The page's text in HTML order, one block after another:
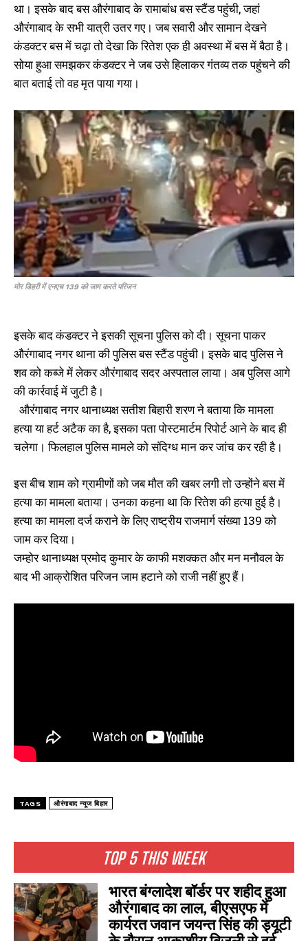
TOP 5 THIS WEEK
भारत बंग्लादेश बॉर्डर पर शहीद हुआ
औरंगाबाद का लाल, बीएसएफ में
कार्यरत जवान जयन्त सिंह की ड्यूटी
था। इसके बाद बस औरंगाबाद के रामाबांध बस स्टैंड पहुंची, जहां
औरंगाबाद के सभी यात्री उतर गए। जब सवारी और सामान देखने
कंडक्टर बस में चढ़ा तो देखा कि रितेश एक ही अवस्था में बस में बैठा है।
सोया हुआ समझकर कंडक्टर ने जब उसे हिलाकर गंतव्य तक पहुंचने की
बात बताई तो वह मृत पाया गया।
मोर डिहरी में एनएच 139 को जाम करते परिजन
इसके बाद कंडक्टर ने इसकी सूचना पुलिस को दी। सूचना पाकर
औरंगाबाद नगर थाना की पुलिस बस स्टैंड पहुंची। इसके बाद पुलिस ने
शव को कब्जे में लेकर औरंगाबाद सदर अस्पताल लाया। अब पुलिस आगे
की कार्रवाई में जुटी है।
औरंगाबाद नगर थानाध्यक्ष सतीश बिहारी शरण ने बताया कि मामला
हत्या या हर्ट अटैक का है, इसका पता पोस्टमार्टम रिपोर्ट आने के बाद ही
चलेगा। फिलहाल पुलिस मामले को संदिग्ध मान कर जांच कर रही है।
इस बीच शाम को ग्रामीणों को जब मौत की खबर लगी तो उन्होंने बस में
हत्या का मामला बताया। उनका कहना था कि रितेश की हत्या हुई है।
हत्या का मामला दर्ज कराने के लिए राष्ट्रीय राजमार्ग संख्या 139 को
जाम कर दिया।
जम्होर थानाध्यक्ष प्रमोद कुमार के काफी मशक्कत और मन मनौवल के
बाद भी आक्रोशित परिजन जाम हटाने को राजी नहीं हुए हैं।
TAGS औरंगाबाद न्यूज बिहार